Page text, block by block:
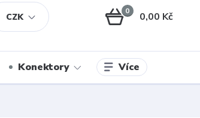
CZK
0 0,00 Kč
Konektory Více